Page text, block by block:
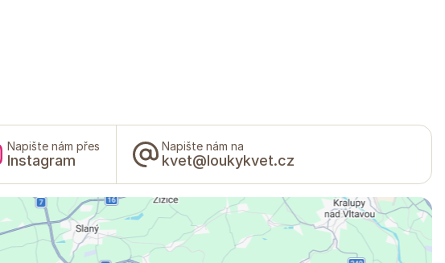
Napište nám přes
Instagram
Napište nám na
kvet@loukykvet.cz